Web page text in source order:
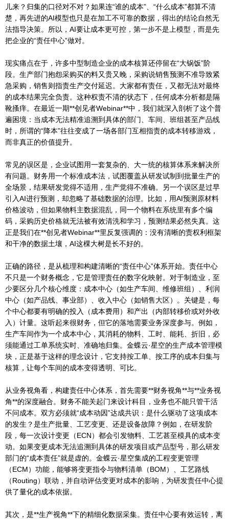
儿来？归集的口径对不对？如果连“谁的成本”、“什么成本”都算不清
楚，再先进的AI模型也只是在加工不可靠的数据，得出的结论自然无
法指导决策。所以，AI要让成本更可控，第一步不是上模型，而是先
把企业的“责任中心”做对。
现实痛点在于，许多中型制造企业的成本核算还停留在“大锅饭”阶
段。生产部门抱怨采购买的料又贵又晚，采购说销售预测不准导致紧
急采购，销售则指责生产交付延迟。大家都有责任，又都无法对最终
的成本结果完全负责。这种权责不清的状态下，任何成本分析都是隔
靴搔痒。在最近一期**创见者Webinar**中，我们就深入剖析了这个普
遍困境：当成本无法精准追溯到具体的部门、车间、班组甚至产品线
时，所谓的“降本”往往变成了一场各部门互相指责的成本转移游戏，
而非真正的价值提升。
常见的误区是，企业试图用一套复杂的、大一统的核算体系来解决所
有问题。财务用一个标准成本法，试图覆盖从研发试制到批量生产的
全场景，结果研发觉得不适用，生产觉得不准确。另一个误区是过早
引入AI进行预测，却忽略了基础数据的治理。比如，用AI预测原材料
价格波动，但如果物料主数据混乱，同一个物料在系统里有多个编
码，采购历史价格就无法被有效清洗和学习，预测结果必然失真。这
正是我们在**创见者Webinar**里反复强调的：没有清晰的责权利框架
和干净的数据土壤，AI这棵大树是长不好的。
正确的路径，是从梳理和构建清晰的“责任中心”体系开始。责任中心
不只是一个财务概念，它是管理责任的数字化映射。对于制造业，至
少要区分几个核心维度：成本中心（如生产车间、维修班组）、利润
中心（如产品线、事业部）、收入中心（如销售大区）。关键是，每
个中心都要有明确的投入（成本费用）和产出（内部转移价或对外收
入）计量。这听起来很财务，但它的落地需要业务深度参与。例如，
生产车间作为一个成本中心，其消耗的物料、工时、能耗、折旧，必
须能通过工单系统实时、准确地归集。金蝶云·星空的生产成本管理模
块，正是基于这样的理念设计，它支持按工单、按工序的成本归集与
核算，让每个车间的成本变得透明、可比。
从业务视角看，构建责任中心体系，首先需要**财务视角**与**业务视
角**的深度融合。财务不能关起门来设计科目，业务也不能只管干活
不问成本。双方必须就“成本动因”达成共识：是什么驱动了这项成本
的发生？是生产批量、工艺变更、还是设备故障？例如，在研发阶
段，每一次设计变更（ECN）都会引发物料、工艺甚至模具的成本变
动。如果变更成本无法追溯到具体的研发项目或产品型号，那么研发
部门的“成本责任”就是虚的。金蝶云·星空集成的工程变更管理
（ECM）功能，能够将变更指令与物料清单（BOM）、工艺路线
（Routing）联动，并自动评估变更对成本的影响，为研发责任中心提
供了量化的成本依据。
其次，是**生产视角**下的精细化数据采集。责任中心要有效运转，离